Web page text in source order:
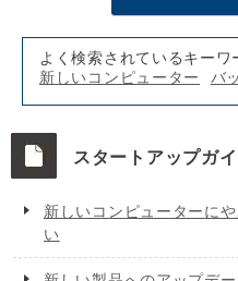
よく検索されているキーワ
新しいコンピューター
バ
スタートアップガ
新しいコンピューターに
い